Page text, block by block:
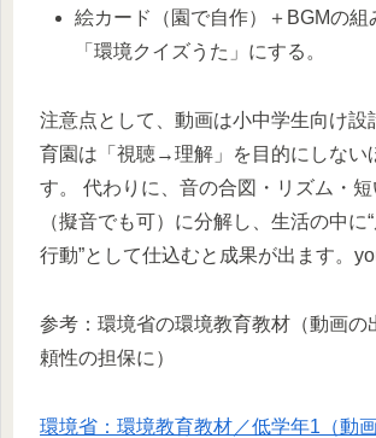
絵カード（園で自作）＋BGMの組
「環境クイズうた」にする。
注意点として、動画は小中学生向け設
育園は「視聴→理解」を目的にしない
す。 代わりに、音の合図・リズム・
（擬音でも可）に分解し、生活の中に
行動”として仕込むと成果が出ます。
参考：環境省の環境教育教材（動画の
頼性の担保に）
環境省：環境教育教材／低学年1（動画